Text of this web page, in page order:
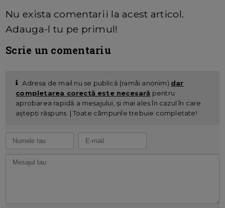
Nu exista comentarii la acest articol.
Adauga-l tu pe primul!
Scrie un comentariu
Adresa de mail nu se publică (ramâi anonim) dar
completarea corectă este necesară pentru
aprobarea rapidă a mesajului, și mai ales în cazul în care
aștepți răspuns. | Toate câmpurile trebuie completate!